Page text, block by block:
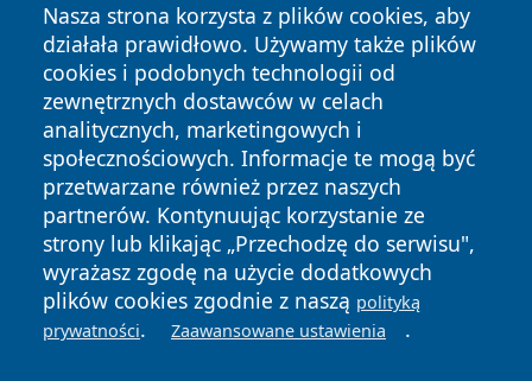
Nasza strona korzysta z plików cookies, aby
działała prawidłowo. Używamy także plików
cookies i podobnych technologii od
zewnętrznych dostawców w celach
analitycznych, marketingowych i
społecznościowych. Informacje te mogą być
przetwarzane również przez naszych
partnerów. Kontynuując korzystanie ze
strony lub klikając „Przechodzę do serwisu",
wyrażasz zgodę na użycie dodatkowych
plików cookies zgodnie z naszą polityką
prywatności. Zaawansowane ustawienia .
Copyright © 2026 irybnik.pl Wszystkie prawa zastrzeżone.
Autorzy
Polityka
Prywatności
Polityka
Cookies